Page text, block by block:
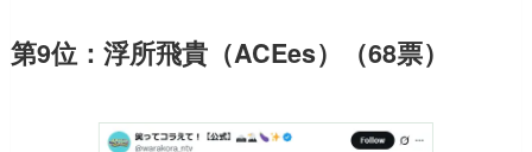
第9位：浮所飛貴（ACEes）（68票）